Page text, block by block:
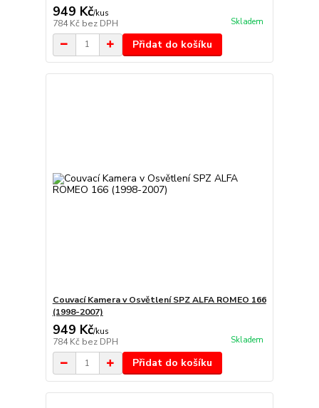
949 Kč/kus
784 Kč bez DPH Skladem
Přidat do košíku
Couvací Kamera v Osvětlení SPZ ALFA ROMEO 166
(1998-2007)
949 Kč/kus
784 Kč bez DPH Skladem
Přidat do košíku